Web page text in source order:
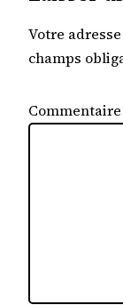
Votre
champs
Commentaire